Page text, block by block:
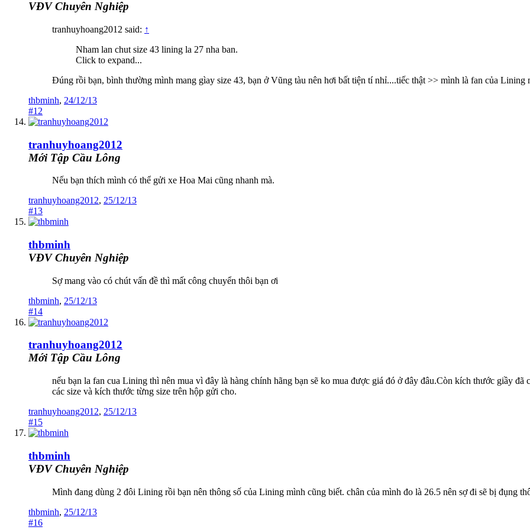
VĐV Chuyên Nghiệp
tranhuyhoang2012 said: ↑
Nham lan chut size 43 lining la 27 nha ban.
Click to expand...
Đúng rồi bạn, bình thường mình mang gìay size 43, bạn ở Vũng tàu nên hơi bất tiện tí nhỉ....tiếc thật >> mình là fan của Lining
thbminh, 24/12/13
#12
tranhuyhoang2012
Mới Tập Cầu Lông
Nếu bạn thích mình có thể gửi xe Hoa Mai cũng nhanh mà.
tranhuyhoang2012, 25/12/13
#13
thbminh
VĐV Chuyên Nghiệp
Sợ mang vào có chút vấn đề thì mất công chuyển thôi bạn ơi
thbminh, 25/12/13
#14
tranhuyhoang2012
Mới Tập Cầu Lông
nếu bạn la fan cua Lining thì nên mua vì đây là hàng chính hãng bạn sẽ ko mua được giá đó ở đây đâu.Còn kích thước giầy
các size và kích thước từng size trên hộp gửi cho.
tranhuyhoang2012, 25/12/13
#15
thbminh
VĐV Chuyên Nghiệp
Mình đang dùng 2 đôi Lining rồi bạn nên thông số của Lining mình cũng biết. chân của mình đo là 26.5 nên sợ đi sẽ bị đụng
thbminh, 25/12/13
#16